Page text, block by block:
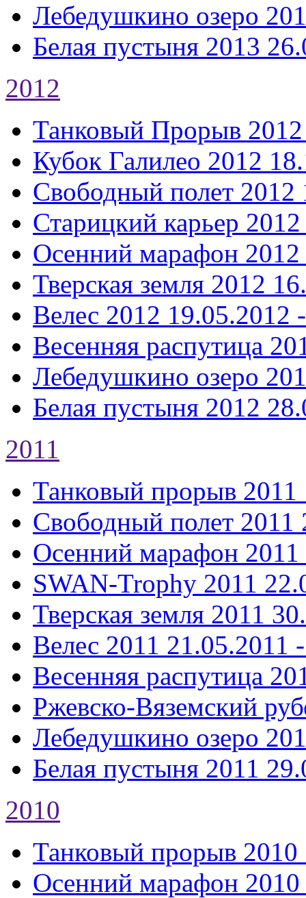
Лебедушкино озеро
Белая пустыня 2013
2012
Танковый Прорыв 2012
Кубок Галилео 2012
Свободный полет 2012
Старицкий карьер 2012
Осенний марафон 2012
Тверская земля 2012
Велес 2012 19.05.2012
Весенняя распутица
Лебедушкино озеро
Белая пустыня 2012
2011
Танковый прорыв 2011
Свободный полет 2011
Осенний марафон 2011
SWAN-Trophy 2011
Тверская земля 2011
Велес 2011 21.05.2011
Весенняя распутица
Ржевско-Вяземский
Лебедушкино озеро
Белая пустыня 2011
2010
Танковый прорыв 2010
Осенний марафон 2010